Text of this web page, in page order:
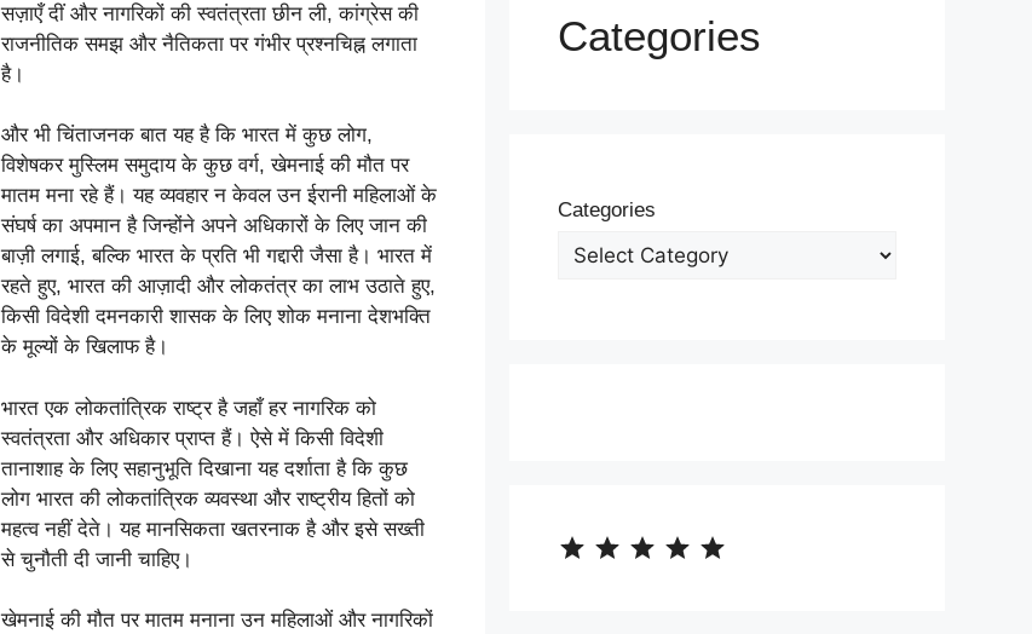
सज़ाएँ दीं और नागरिकों की स्वतंत्रता छीन ली, कांग्रेस की
राजनीतिक समझ और नैतिकता पर गंभीर प्रश्नचिह्न लगाता
है।
और भी चिंताजनक बात यह है कि भारत में कुछ लोग,
विशेषकर मुस्लिम समुदाय के कुछ वर्ग, खेमनाई की मौत पर
मातम मना रहे हैं। यह व्यवहार न केवल उन ईरानी महिलाओं के
संघर्ष का अपमान है जिन्होंने अपने अधिकारों के लिए जान की
बाज़ी लगाई, बल्कि भारत के प्रति भी गद्दारी जैसा है। भारत में
रहते हुए, भारत की आज़ादी और लोकतंत्र का लाभ उठाते हुए,
किसी विदेशी दमनकारी शासक के लिए शोक मनाना देशभक्ति
के मूल्यों के खिलाफ है।
भारत एक लोकतांत्रिक राष्ट्र है जहाँ हर नागरिक को
स्वतंत्रता और अधिकार प्राप्त हैं। ऐसे में किसी विदेशी
तानाशाह के लिए सहानुभूति दिखाना यह दर्शाता है कि कुछ
लोग भारत की लोकतांत्रिक व्यवस्था और राष्ट्रीय हितों को
महत्व नहीं देते। यह मानसिकता खतरनाक है और इसे सख्ती
से चुनौती दी जानी चाहिए।
खेमनाई की मौत पर मातम मनाना उन महिलाओं और नागरिकों
Categories
Categories
⭐ ⭐